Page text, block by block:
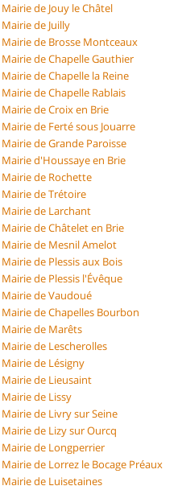
Mairie de Jouy le Châtel
Mairie de Juilly
Mairie de Brosse Montceaux
Mairie de Chapelle Gauthier
Mairie de Chapelle la Reine
Mairie de Chapelle Rablais
Mairie de Croix en Brie
Mairie de Ferté sous Jouarre
Mairie de Grande Paroisse
Mairie d'Houssaye en Brie
Mairie de Rochette
Mairie de Trétoire
Mairie de Larchant
Mairie de Châtelet en Brie
Mairie de Mesnil Amelot
Mairie de Plessis aux Bois
Mairie de Plessis l'Évêque
Mairie de Vaudoué
Mairie de Chapelles Bourbon
Mairie de Marêts
Mairie de Lescherolles
Mairie de Lésigny
Mairie de Lieusaint
Mairie de Lissy
Mairie de Livry sur Seine
Mairie de Lizy sur Ourcq
Mairie de Longperrier
Mairie de Lorrez le Bocage Préaux
Mairie de Luisetaines